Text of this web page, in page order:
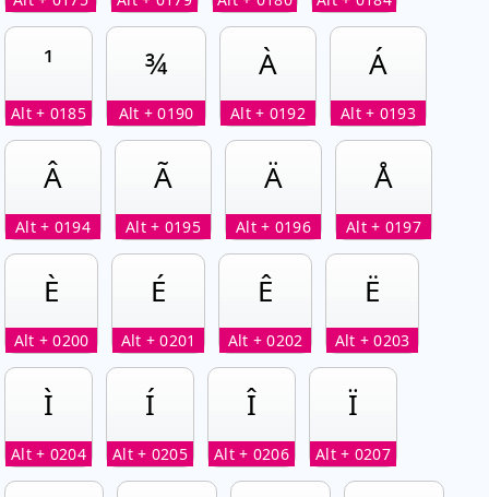
¹
Alt + 0185
¾
Alt + 0190
À
Alt + 0192
Á
Alt + 0193
Â
Alt + 0194
Ã
Alt + 0195
Ä
Alt + 0196
Å
Alt + 0197
È
Alt + 0200
É
Alt + 0201
Ê
Alt + 0202
Ë
Alt + 0203
Ì
Alt + 0204
Í
Alt + 0205
Î
Alt + 0206
Ï
Alt + 0207